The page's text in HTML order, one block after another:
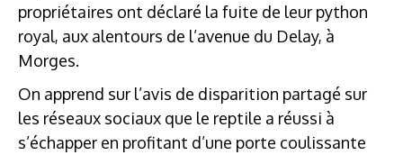
propriétaires ont déclaré la fuite de leur python
royal, aux alentours de l’avenue du Delay, à
Morges.
On apprend sur l’avis de disparition partagé sur
les réseaux sociaux que le reptile a réussi à
s’échapper en profitant d’une porte coulissante